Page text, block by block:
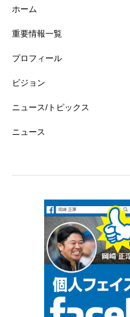
ホーム
重要情報一覧
プロフィール
ビジョン
ニュース/トピックス
ニュース